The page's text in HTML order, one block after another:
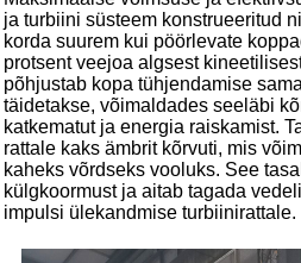
ja turbiini süsteem konstrueeritud
korda suurem kui pöörlevate
protsent veejoa algsest
põhjustab kopa tühjendamise
täidetakse, võimaldades seeläbi
katkematut ja energia raiskamist.
rattale kaks ämbrit kõrvuti, mis
kaheks võrdseks vooluks. See
külgkoormust ja aitab tagada
impulsi ülekandmise turbiinirattale.